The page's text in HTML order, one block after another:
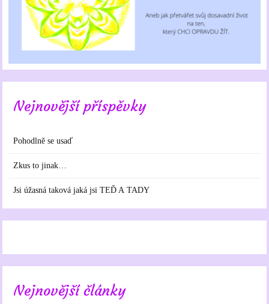
Nejnovější příspěvky
Pohodlně se usaď
Zkus to jinak…
Jsi úžasná taková jaká jsi TEĎ A TADY
Nejnovější články